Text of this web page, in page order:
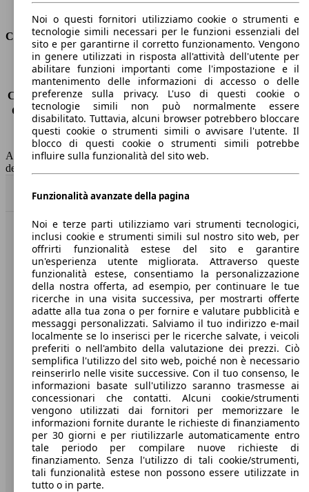
Volume del bagagliaio
Consumi
Emissioni di CO2*
-
Consumo (urbano)
-
Consumo (extra-urbano)
-
Consumo (combinato)*
Classe di emissione
Euro 6
Capacità del serbatoio
58 l
AutoScout24 non si assume alcuna responsabilità per la correttezza
dei dati.
Benvenuti su AutoScout24, il mercato auto europeo.
Società
A proposito di AutoScout24
Stampa
Media
Condizioni generali
Informazioni
Privacy
Dichiarazione di Accessibilità
Servizi
Noi o questi fornitori utilizziamo cookie o strumenti e
tecnologie simili necessari per le funzioni essenziali del
sito e per garantirne il corretto funzionamento. Vengono
in genere utilizzati in risposta all'attività dell'utente per
abilitare funzioni importanti come l'impostazione e il
mantenimento delle informazioni di accesso o delle
preferenze sulla privacy. L'uso di questi cookie o
tecnologie simili non può normalmente essere
disabilitato. Tuttavia, alcuni browser potrebbero bloccare
questi cookie o strumenti simili o avvisare l'utente. Il
blocco di questi cookie o strumenti simili potrebbe
influire sulla funzionalità del sito web.
Funzionalità avanzate della pagina
Noi e terze parti utilizziamo vari strumenti tecnologici,
inclusi cookie e strumenti simili sul nostro sito web, per
offrirti funzionalità estese del sito e garantire
un'esperienza utente migliorata. Attraverso queste
funzionalità estese, consentiamo la personalizzazione
della nostra offerta, ad esempio, per continuare le tue
ricerche in una visita successiva, per mostrarti offerte
adatte alla tua zona o per fornire e valutare pubblicità e
messaggi personalizzati. Salviamo il tuo indirizzo e-mail
localmente se lo inserisci per le ricerche salvate, i veicoli
preferiti o nell'ambito della valutazione dei prezzi. Ciò
semplifica l'utilizzo del sito web, poiché non è necessario
reinserirlo nelle visite successive. Con il tuo consenso, le
informazioni basate sull'utilizzo saranno trasmesse ai
concessionari che contatti. Alcuni cookie/strumenti
vengono utilizzati dai fornitori per memorizzare le
informazioni fornite durante le richieste di finanziamento
per 30 giorni e per riutilizzarle automaticamente entro
tale periodo per compilare nuove richieste di
finanziamento. Senza l'utilizzo di tali cookie/strumenti,
tali funzionalità estese non possono essere utilizzate in
tutto o in parte.